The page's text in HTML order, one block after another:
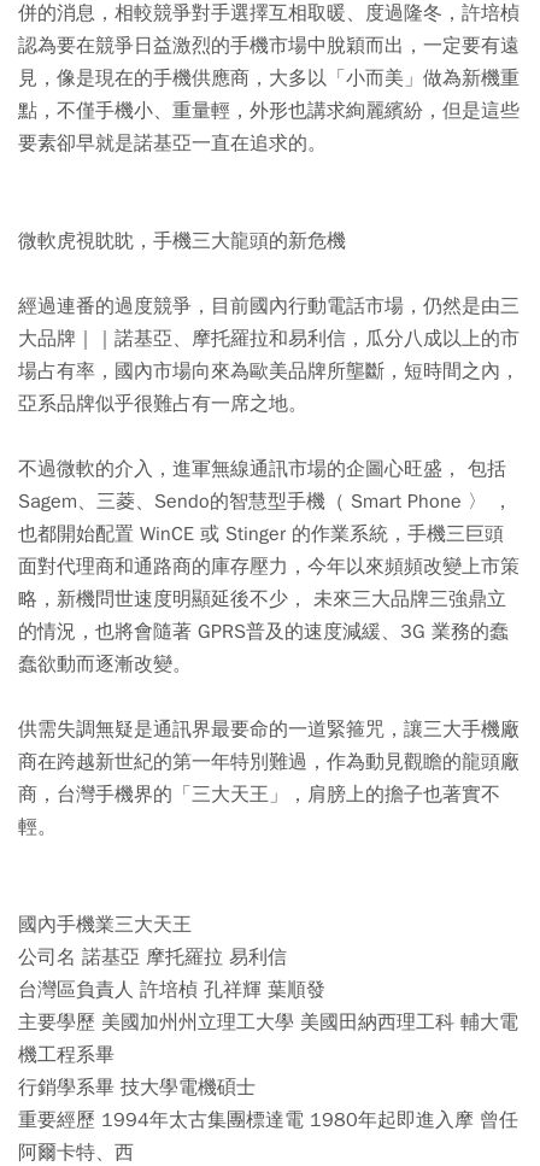
併的消息，相較競爭對手選擇互相取暖、度過隆冬，許培楨
認為要在競爭日益激烈的手機市場中脫穎而出，一定要有遠
見，像是現在的手機供應商，大多以「小而美」做為新機重
點，不僅手機小、重量輕，外形也講求絢麗繽紛，但是這些
要素卻早就是諾基亞一直在追求的。
微軟虎視眈眈，手機三大龍頭的新危機
經過連番的過度競爭，目前國內行動電話市場，仍然是由三
大品牌｜｜諾基亞、摩托羅拉和易利信，瓜分八成以上的市
場占有率，國內市場向來為歐美品牌所壟斷，短時間之內，
亞系品牌似乎很難占有一席之地。
不過微軟的介入，進軍無線通訊市場的企圖心旺盛， 包括
Sagem、三菱、Sendo的智慧型手機（ Smart Phone 〉 ，
也都開始配置 WinCE 或 Stinger 的作業系統，手機三巨頭
面對代理商和通路商的庫存壓力，今年以來頻頻改變上市策
略，新機問世速度明顯延後不少， 未來三大品牌三強鼎立
的情況，也將會隨著 GPRS普及的速度減緩、3G 業務的蠢
蠢欲動而逐漸改變。
供需失調無疑是通訊界最要命的一道緊箍咒，讓三大手機廠
商在跨越新世紀的第一年特別難過，作為動見觀瞻的龍頭廠
商，台灣手機界的「三大天王」，肩膀上的擔子也著實不
輕。
國內手機業三大天王
公司名 諾基亞 摩托羅拉 易利信
台灣區負責人 許培楨 孔祥輝 葉順發
主要學歷 美國加州州立理工大學 美國田納西理工科 輔大電
機工程系畢
行銷學系畢 技大學電機碩士
重要經歷 1994年太古集團標達電 1980年起即進入摩 曾任
阿爾卡特、西